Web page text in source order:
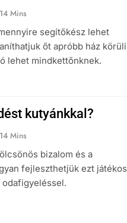
14 Mins
segítőkész lehet
őt apróbb ház körüli
lehet mindkettőnknek.
kutyánkkal?
14 Mins
bizalom és a
fejleszthetjük ezt játékos